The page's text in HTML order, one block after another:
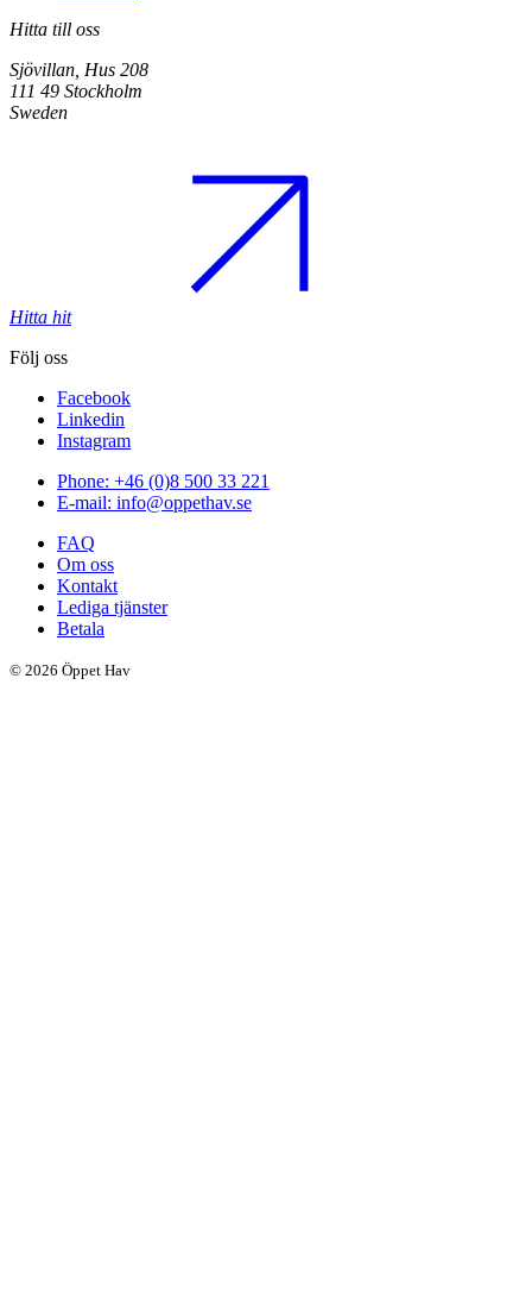
Hitta till oss
Sjövillan, Hus 208
111 49 Stockholm
Sweden
Hitta hit
Följ oss
Facebook
Linkedin
Instagram
Phone: +46 (0)8 500 33 221
E-mail: info@oppethav.se
FAQ
Om oss
Kontakt
Lediga tjänster
Betala
© 2026 Öppet Hav